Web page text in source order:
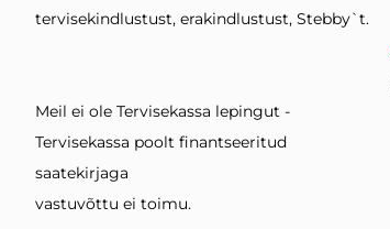
tervisekindlustust, erakindlustust, Stebby`t.
Meil ei ole Tervisekassa lepingut -
Tervisekassa poolt finantseeritud
saatekirjaga
vastuvõttu ei toimu.